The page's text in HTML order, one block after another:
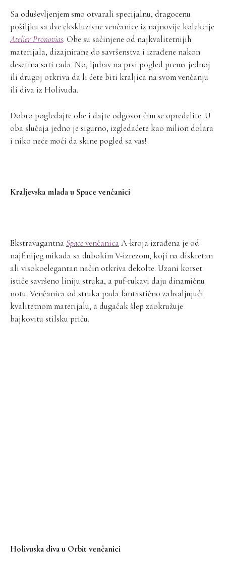
Sa oduševljenjem smo otvarali specijalnu, dragocenu
pošiljku sa dve ekskluzivne venčanice iz najnovije kolekcije
Atelier Pronovias. Obe su sačinjene od najkvalitetnijih
materijala, dizajnirane do savršenstva i izrađene nakon
desetina sati rada. No, ljubav na prvi pogled prema jednoj
ili drugoj otkriva da li ćete biti kraljica na svom venčanju
ili diva iz Holivuda.
Dobro pogledajte obe i dajte odgovor čim se opredelite. U
oba slučaja jedno je sigurno, izgledaćete kao milion dolara
i niko neće moći da skine pogled sa vas!
Kraljevska mlada u Space venčanici
EkstravagantnaSpacevenčanicaA-kroja izrađena je od
najfinijeg mikada sa dubokim V-izrezom, koji na diskretan
ali visokoelegantan način otkriva dekolte. Uzani korset
ističe savršeno liniju struka, a puf-rukavi daju dinamičnu
notu. Venčanica od struka pada fantastično zahvaljujući
kvalitetnom materijalu, a dugačak šlep zaokružuje
bajkovitu stilsku priču.
Holivuska diva u Orbit venčanici